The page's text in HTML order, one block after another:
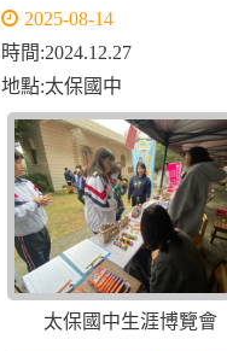
2025-08-14
時間:2024.12.27
地點:太保國中
太保國中生涯博覽會